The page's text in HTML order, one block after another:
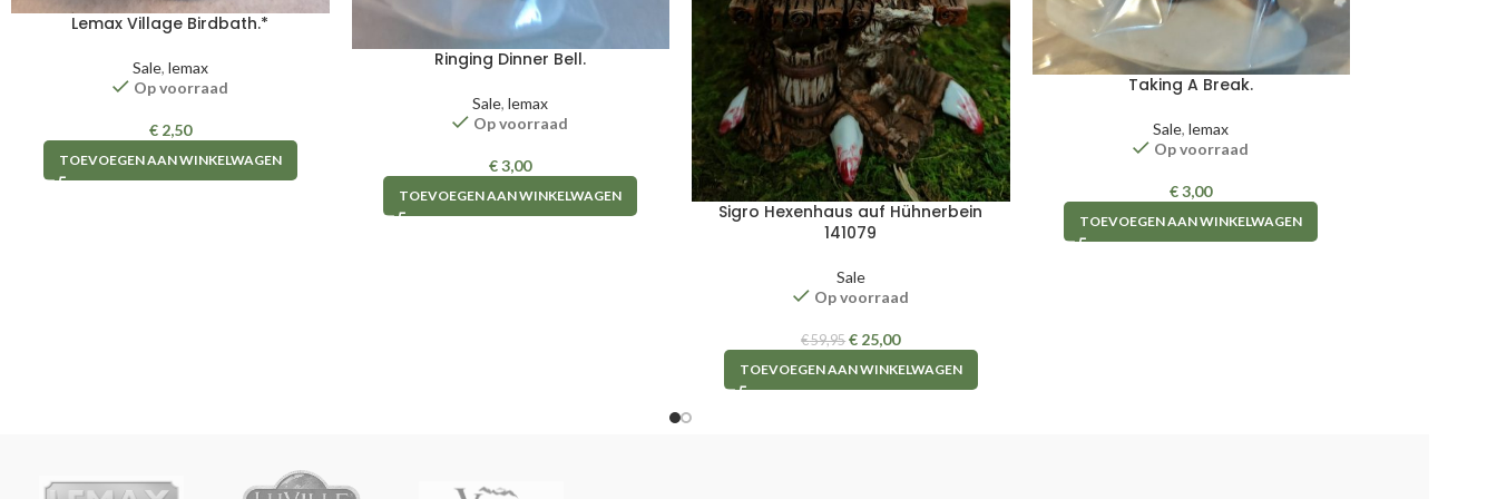
Lemax Village Birdbath.*
Sale, lemax
Op voorraad
€2,50
TOEVOEGEN AAN WINKELWAGEN
Ringing Dinner Bell.
Sale,lemax
Op voorraad
€3,00
TOEVOEGEN AAN WINKELWAGEN
Sigro Hexenhaus auf Hühnerbein
141079
Sale
Op voorraad
€59,95 € 25,00
TOEVOEGEN AAN WINKELWAGEN
Taking A Break.
Sale,lemax
Op voorraad
€3,00
TOEVOEGEN AAN WINKELWAGEN